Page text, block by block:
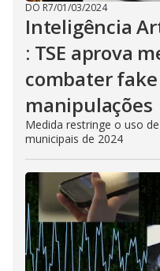
DO R7/01/03/2024
Inteligência
: TSE aprova
combater
manipulações
Medida restringe o uso
municipais de 2024